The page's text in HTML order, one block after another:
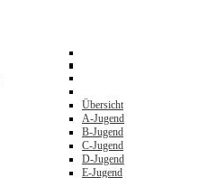
Übersicht
A-Jugend
B-Jugend
C-Jugend
D-Jugend
E-Jugend